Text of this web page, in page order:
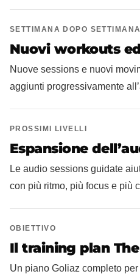
SETTIMANA DOPO SETTIMANA
Nuovi workouts
Nuove sessions e nuovi
aggiunti progressivamente
PROSSIMI LIVELLI
Espansione
Le audio sessions guidate
con più ritmo, più focus e più
OBIETTIVO
Il training plan
Un piano Goliaz completo